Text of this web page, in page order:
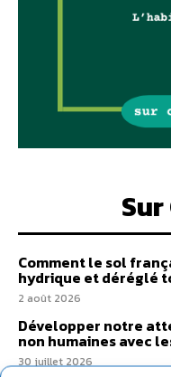
Comment le sol
hydrique et déréglé
2 août 2026
Développer notre
non humaines avec
30 juillet 2026